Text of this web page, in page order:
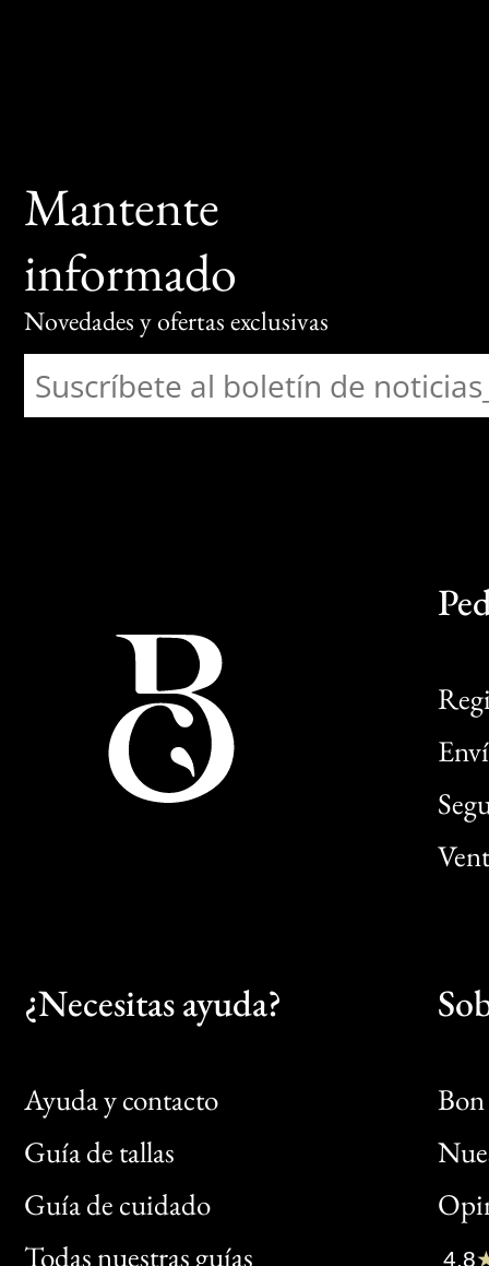
Mantente
informado
Novedades y ofertas exclusivas
¿Necesitas ayuda?
Ayuda y contacto
Guía de tallas
Guía de cuidado
Todas nuestras guías
Bon
Clic
4,8